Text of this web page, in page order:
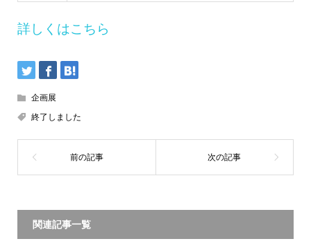
詳しくはこちら
企画展
終了しました
関連記事一覧